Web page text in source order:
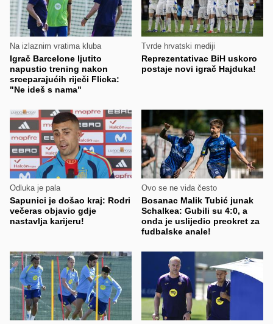
Na izlaznim vratima kluba
Igrač Barcelone ljutito
napustio trening nakon
srceparajućih riječi Flicka:
"Ne ideš s nama"
Tvrde hrvatski mediji
Reprezentativac BiH uskoro
postaje novi igrač Hajduka!
Odluka je pala
Sapunici je došao kraj: Rodri
večeras objavio gdje
nastavlja karijeru!
Ovo se ne viđa često
Bosanac Malik Tubić junak
Schalkea: Gubili su 4:0, a
onda je uslijedio preokret za
fudbalske anale!